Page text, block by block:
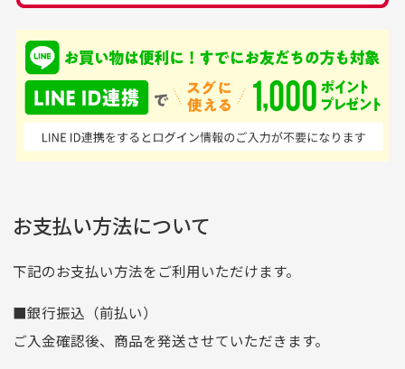
て、ここまでゴルフブラ
ンドの取り扱いがあるの
はすごい。 毎日たくさ
んの商品がアップされて
いるので新作チェックす
品ですが綺麗に梱包され
ており商品を大切にして
いる感が伝わってきまし
た 「フロント部分に汚
れあり」と記載ありまし
[…]
銀行振込（前払い）
入金確認後商品発送となります。
※土曜、日曜、祝日は入金確認及び発送業務は致しておりま
せん。
尚、お振込み手数料はお客様ご負担となります。入金確認後
商品発送となります。
ご注文頂いてから7日以内をお振込み期限とさせ
りますのでご了承くださいませ。
支店名
和歌山支店
口座種別
普通
口座番号
0255557
申し込まれた商品と届いた商品が異なっている場合
商品説明に記載されていない汚れやダメージがある商品
の場合
お支払い方法について
下記のお支払い方法をご利用いただけます。
■銀行振込（前払い）
ご入金確認後、商品を発送させていただきます。